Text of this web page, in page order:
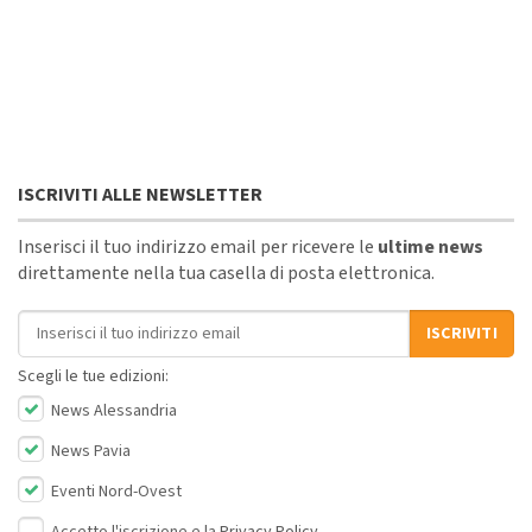
ISCRIVITI ALLE NEWSLETTER
Inserisci il tuo indirizzo email per ricevere le ultime news
direttamente nella tua casella di posta elettronica.
Indirizzo email
ISCRIVITI
Scegli le tue edizioni:
News Alessandria
News Pavia
Eventi Nord-Ovest